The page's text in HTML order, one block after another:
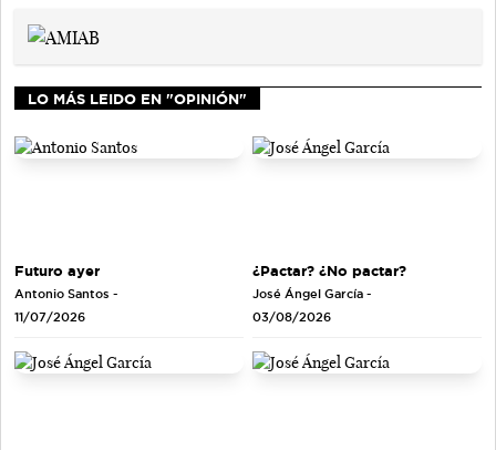
LO MÁS LEIDO EN "OPINIÓN"
Futuro ayer
Antonio Santos -
11/07/2026
¿Pactar? ¿No pactar?
José Ángel García -
03/08/2026